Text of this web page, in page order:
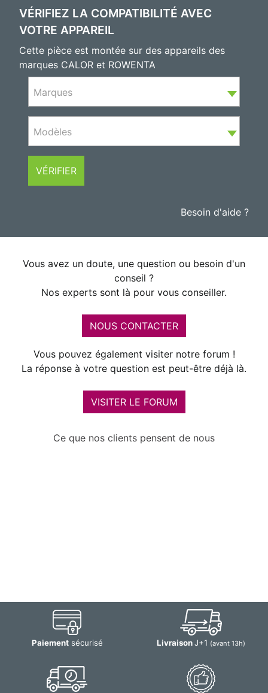
VÉRIFIEZ LA COMPATIBILITÉ AVEC
VOTRE APPAREIL
Cette pièce est montée sur des appareils des
marques CALOR et ROWENTA
Marques
Modèles
VÉRIFIER
Besoin d'aide ?
Vous avez un doute, une question ou besoin d'un
conseil ?
Nos experts sont là pour vous conseiller.
NOUS CONTACTER
Vous pouvez également visiter notre forum !
La réponse à votre question est peut-être déjà là.
VISITER LE FORUM
Ce que nos clients pensent de nous
Paiementsécurisé LivraisonJ+1 (avant 13h)